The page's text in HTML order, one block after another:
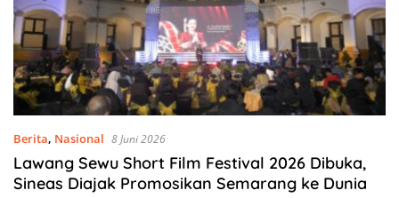
Berita, Nasional 8 Juni 2026
Lawang Sewu Short Film Festival 2026 Dibuka,
Sineas Diajak Promosikan Semarang ke Dunia